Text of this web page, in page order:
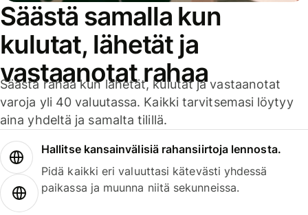
Säästä samalla kun
kulutat, lähetät ja
vastaanotat rahaa
Säästä rahaa kun lähetät, kulutat ja vastaanotat
varoja yli 40 valuutassa. Kaikki tarvitsemasi löytyy
aina yhdeltä ja samalta tilillä.
Hallitse kansainvälisiä rahansiirtoja lennosta.
Pidä kaikki eri valuuttasi kätevästi yhdessä
paikassa ja muunna niitä sekunneissa.